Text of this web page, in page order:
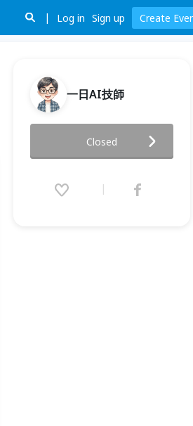
Log in Sign up Create
一日AI技師
2026.06.20 (Sat) 15:00 - 17:00
Closed